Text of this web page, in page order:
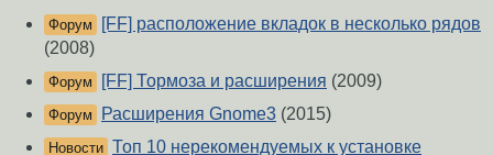
Форум
[FF] расположение вкладок в несколько рядов
(2008)
Форум [FF] Тормоза и расширения (2009)
Форум Расширения Gnome3 (2015)
Новости Топ 10 нерекомендуемых к установке